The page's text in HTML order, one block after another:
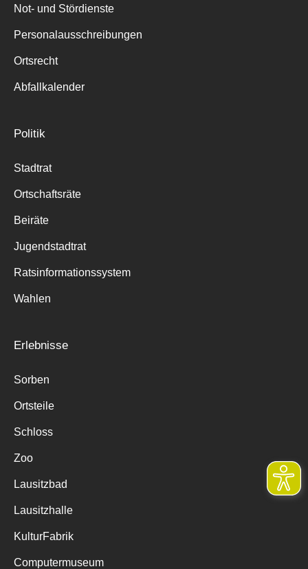
Not- und Stördienste
Personalausschreibungen
Ortsrecht
Abfallkalender
Politik
Stadtrat
Ortschaftsräte
Beiräte
Jugendstadtrat
Ratsinformationssystem
Wahlen
Erlebnisse
Sorben
Ortsteile
Schloss
Zoo
Lausitzbad
Lausitzhalle
KulturFabrik
Computermuseum